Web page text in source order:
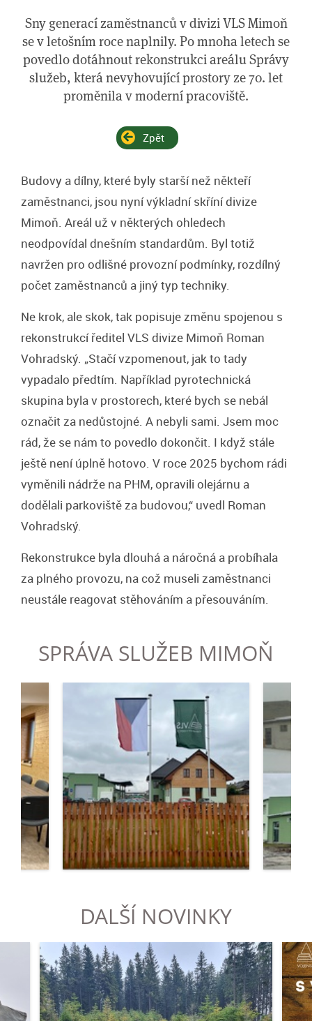
Sny generací zaměstnanců v divizi VLS Mimoň
se v letošním roce naplnily. Po mnoha letech se
povedlo dotáhnout rekonstrukci areálu Správy
služeb, která nevyhovující prostory ze 70. let
proměnila v moderní pracoviště.
Zpět
Budovy a dílny, které byly starší než někteří
zaměstnanci, jsou nyní výkladní skříní divize
Mimoň. Areál už v některých ohledech
neodpovídal dnešním standardům. Byl totiž
navržen pro odlišné provozní podmínky, rozdílný
počet zaměstnanců a jiný typ techniky.
Ne krok, ale skok, tak popisuje změnu spojenou s
rekonstrukcí ředitel VLS divize Mimoň Roman
Vohradský. „Stačí vzpomenout, jak to tady
vypadalo předtím. Například pyrotechnická
skupina byla v prostorech, které bych se nebál
označit za nedůstojné. A nebyli sami. Jsem moc
rád, že se nám to povedlo dokončit. I když stále
ještě není úplně hotovo. V roce 2025 bychom rádi
vyměnili nádrže na PHM, opravili olejárnu a
dodělali parkoviště za budovou,“ uvedl Roman
Vohradský.
Rekonstrukce byla dlouhá a náročná a probíhala
za plného provozu, na což museli zaměstnanci
neustále reagovat stěhováním a přesouváním.
SPRÁVA SLUŽEB MIMOŇ
DALŠÍ NOVINKY